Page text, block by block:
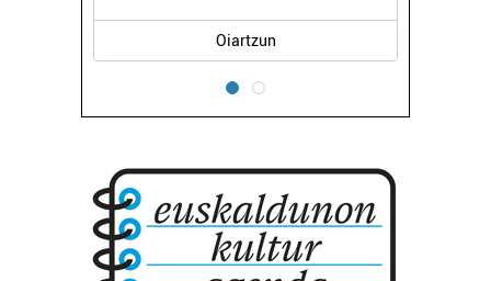
Errenteria-Orereta